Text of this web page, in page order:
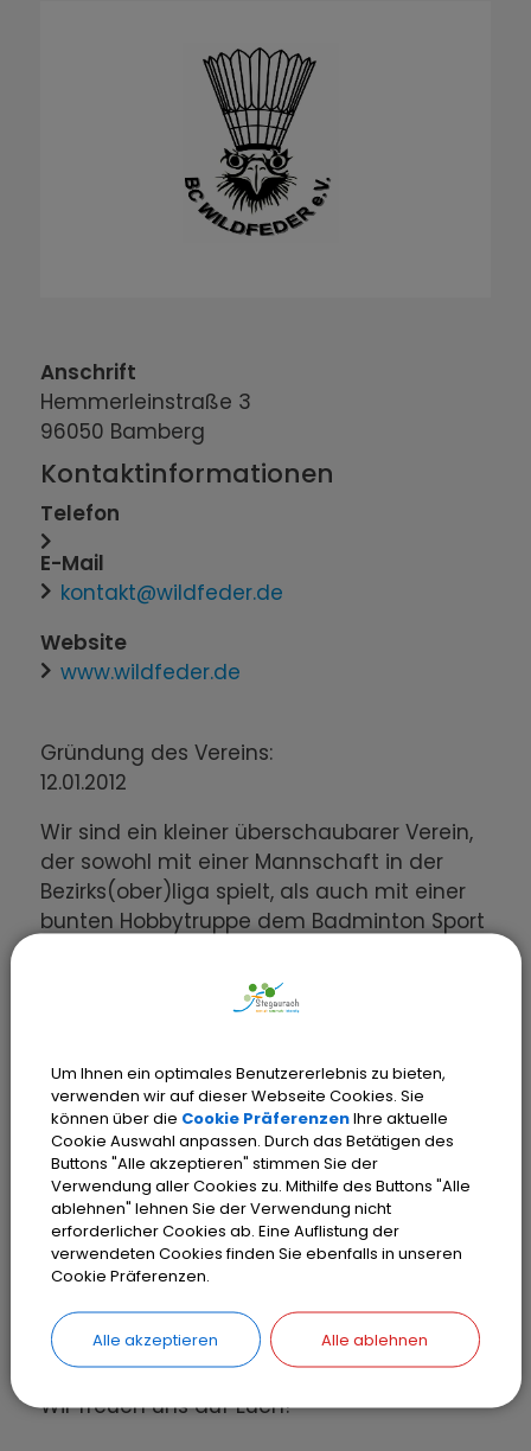
Gründung des Vereins:
12.01.2012
Wir sind ein kleiner überschaubarer Verein,
der sowohl mit einer Mannschaft in der
Bezirks(ober)liga spielt, als auch mit einer
bunten Hobbytruppe dem Badminton Sport
Spiel, die sportliche Betätigung und auch
die Lust am regelmäßigen Stammtisch.
Trainingslager.
Regelmäßige Termine, Aktivitäten u.
Treffen:
Training jeden Montag und Mittwoch ab
19:30 Uhr in der Aurachtalhalle Stegaurach
- in den Ferienzeiten nach Absprache.
telefonischer Rücksprache - mitspielen -
mittrainieren - Mitglied werden.
Wir freuen uns auf Euch!
Anschrift
Hemmerleinstraße 3
96050 Bamberg
Kontaktinformationen
Telefon
E-Mail
kontakt@wildfeder.de
Website
www.wildfeder.de
Um Ihnen ein optimales Benutzererlebnis zu bieten,
verwenden wir auf dieser Webseite Cookies. Sie
können über die Cookie PräferenzenIhre aktuelle
Cookie Auswahl anpassen. Durch das Betätigen des
Buttons "Alle akzeptieren" stimmen Sie der
Verwendung aller Cookies zu. Mithilfe des Buttons "Alle
ablehnen" lehnen Sie der Verwendung nicht
erforderlicher Cookies ab. Eine Auflistung der
verwendeten Cookies finden Sie ebenfalls in unseren
Cookie Präferenzen.
Alle akzeptieren Alle ablehnen